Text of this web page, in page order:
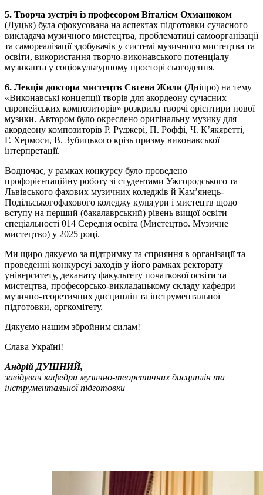
5. Творча зустріч із професором Віталієм Охманюком
(Луцьк) була сфокусована на аспектах підготовки сучасного
викладача музичного мистецтва, проблематиці самоорганізації
та самореалізації здобувачів у системі музичного мистецтва та
освіти, використання творчо-виконавського потенціалу
музиканта у соціокультурному просторі сьогодення.
6. Лекція доктора мистецтв Євгена Жили (Дніпро) на тему
«Виконавські концепції творів для акордеону сучасних
європейських композиторів» розкрила творчі орієнтири нової
музики. Автором було окреслено оригінальну музику для
акордеону композиторів Р. Руджері, П. Роффі, Ч. К’якяретті,
Г. Хермоси, В. Зубицького крізь призму виконавської
інтерпретації.
Водночас, у рамках конкурсу було проведено
профорієнтаційну роботу зі студентами Ужгородського та
Львівського фахових музичних коледжів й Кам’янець-
Подільськогофахового коледжу культури і мистецтв щодо
вступу на перший (бакалаврський) рівень вищої освіти
спеціальності 014 Середня освіта (Мистецтво. Музичне
мистецтво) у 2025 році.
Ми щиро дякуємо за підтримку та сприяння в організації та
проведенні конкурсуі заходів у його рамках ректорату
університету, деканату факультету початкової освіти та
мистецтва, професорсько-викладацькому складу кафедри
музично-теоретичних дисциплін та інструментальної
підготовки, оргкомітету.
Дякуємо нашим збройним силам!
Слава Україні!
Андрій ДУШНИЙ,
завідувач кафедри музично-теоретичних дисциплін та
інструментальної підготовки